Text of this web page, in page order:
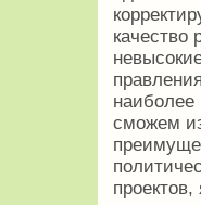
качество
сможем